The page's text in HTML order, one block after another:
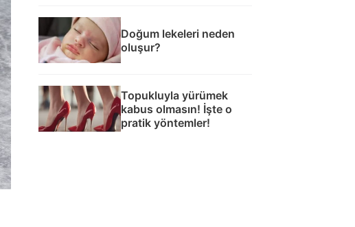
Doğum lekeleri neden
oluşur?
Topukluyla yürümek
kabus olmasın! İşte o
pratik yöntemler!